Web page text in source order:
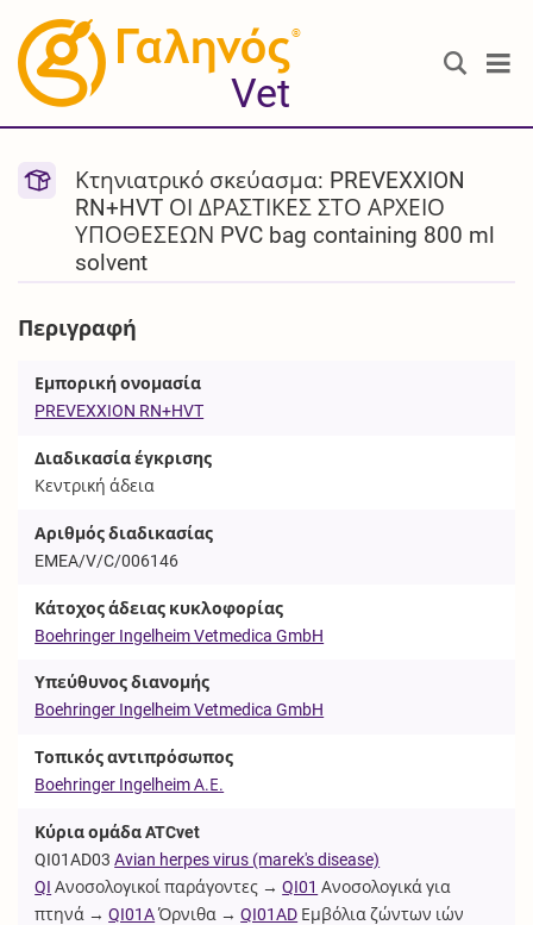
®
Vet
Κτηνιατρικό σκεύασμα: PREVEXXION
RN+HVT ΟΙ ΔΡΑΣΤΙΚΕΣ ΣΤΟ ΑΡΧΕΙΟ
ΥΠΟΘΕΣΕΩΝ PVC bag containing 800 ml
solvent
Περιγραφή
Εμπορική ονομασία
PREVEXXION RN+HVT
Διαδικασία έγκρισης
Κεντρική άδεια
Αριθμός διαδικασίας
EMEA/V/C/006146
Κάτοχος άδειας κυκλοφορίας
Boehringer Ingelheim Vetmedica GmbH
Υπεύθυνος διανομής
Boehringer Ingelheim Vetmedica GmbH
Τοπικός αντιπρόσωπος
Boehringer Ingelheim Α.Ε.
Κύρια ομάδα ATCvet
QI01AD03 Avian herpes virus (marek's disease)
QI Ανοσολογικοί παράγοντες →QI01 Ανοσολογικά για
πτηνά →QI01AΌρνιθα →QI01AD Εμβόλια ζώντων ιών